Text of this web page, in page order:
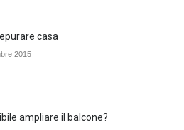
casa
2015
ampliare il balcone?